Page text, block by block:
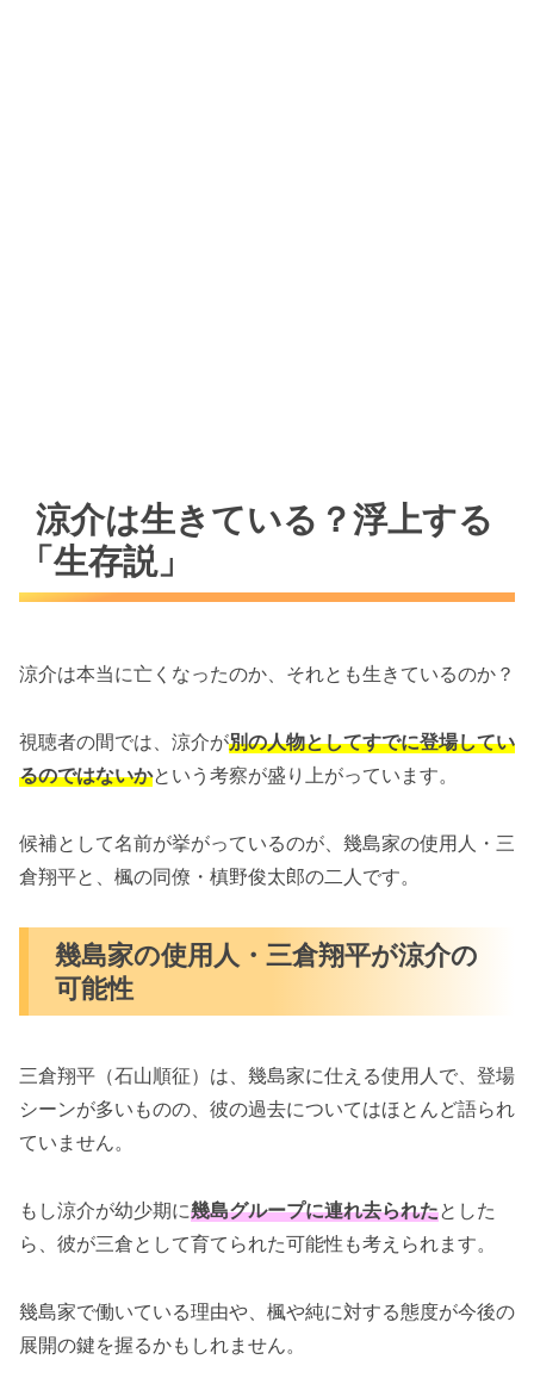
涼介は生きている？浮上する
「生存説」
涼介は本当に亡くなったのか、それとも生きているのか？
視聴者の間では、涼介が別の人物としてすでに登場してい
るのではないかという考察が盛り上がっています。
候補として名前が挙がっているのが、幾島家の使用人・三
倉翔平と、楓の同僚・槙野俊太郎の二人です。
幾島家の使用人・三倉翔平が涼介の
可能性
三倉翔平（石山順征）は、幾島家に仕える使用人で、登場
シーンが多いものの、彼の過去についてはほとんど語られ
ていません。
もし涼介が幼少期に幾島グループに連れ去られたとした
ら、彼が三倉として育てられた可能性も考えられます。
幾島家で働いている理由や、楓や純に対する態度が今後の
展開の鍵を握るかもしれません。